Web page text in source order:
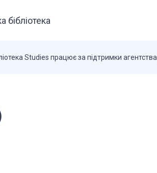
бібліотека
Studies працює за підтримки агентства